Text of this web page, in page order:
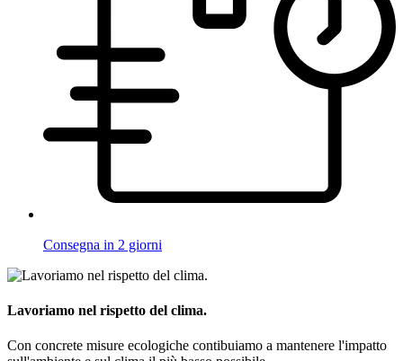
Consegna in 2 giorni
Lavoriamo nel rispetto del clima.
Con concrete misure ecologiche contibuiamo a mantenere l'impatto